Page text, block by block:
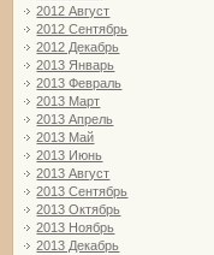
2012 Август
2012 Сентябрь
2012 Декабрь
2013 Январь
2013 Февраль
2013 Март
2013 Апрель
2013 Май
2013 Июнь
2013 Август
2013 Сентябрь
2013 Октябрь
2013 Ноябрь
2013 Декабрь